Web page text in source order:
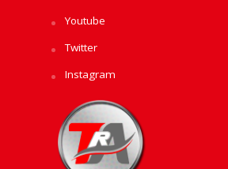
Youtube
Twitter
Instagram